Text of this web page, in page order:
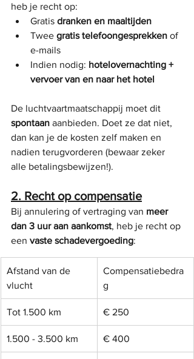
heb je recht op:
Gratis dranken en maaltijden
Twee gratis telefoongesprekken of
e-mails
Indien nodig: hotelovernachting +
vervoer van en naar het hotel
De luchtvaartmaatschappij moet dit
spontaan aanbieden. Doet ze dat niet,
dan kan je de kosten zelf maken en
nadien terugvorderen (bewaar zeker
alle betalingsbewijzen!).
2. Recht op compensatie
Bij annulering of vertraging van meer
dan 3 uur aan aankomst, heb je recht op
een vaste schadevergoeding:
Afstand van de
vlucht
Compensatiebedra
g
Tot 1.500 km € 250
1.500 - 3.500 km € 400